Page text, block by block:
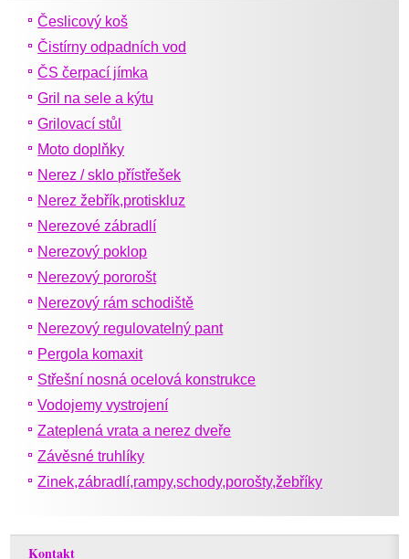
Česlicový koš
Čistírny odpadních vod
ČS čerpací jímka
Gril na sele a kýtu
Grilovací stůl
Moto doplňky
Nerez / sklo přístřešek
Nerez žebřík,protiskluz
Nerezové zábradlí
Nerezový poklop
Nerezový pororošt
Nerezový rám schodiště
Nerezový regulovatelný pant
Pergola komaxit
Střešní nosná ocelová konstrukce
Vodojemy vystrojení
Zateplená vrata a nerez dveře
Závěsné truhlíky
Zinek,zábradlí,rampy,schody,porošty,žebříky
Kontakt